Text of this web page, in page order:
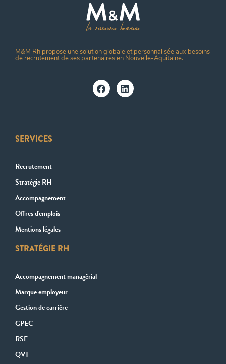
M&M Rh propose une solution globale et personnalisée aux besoins
de recrutement de ses partenaires en Nouvelle-Aquitaine.
SERVICES
Recrutement
Stratégie RH
Accompagnement
Offres d'emplois
Mentions légales
STRATÉGIE RH
Accompagnement managérial
Marque employeur
Gestion de carrière
GPEC
RSE
QVT